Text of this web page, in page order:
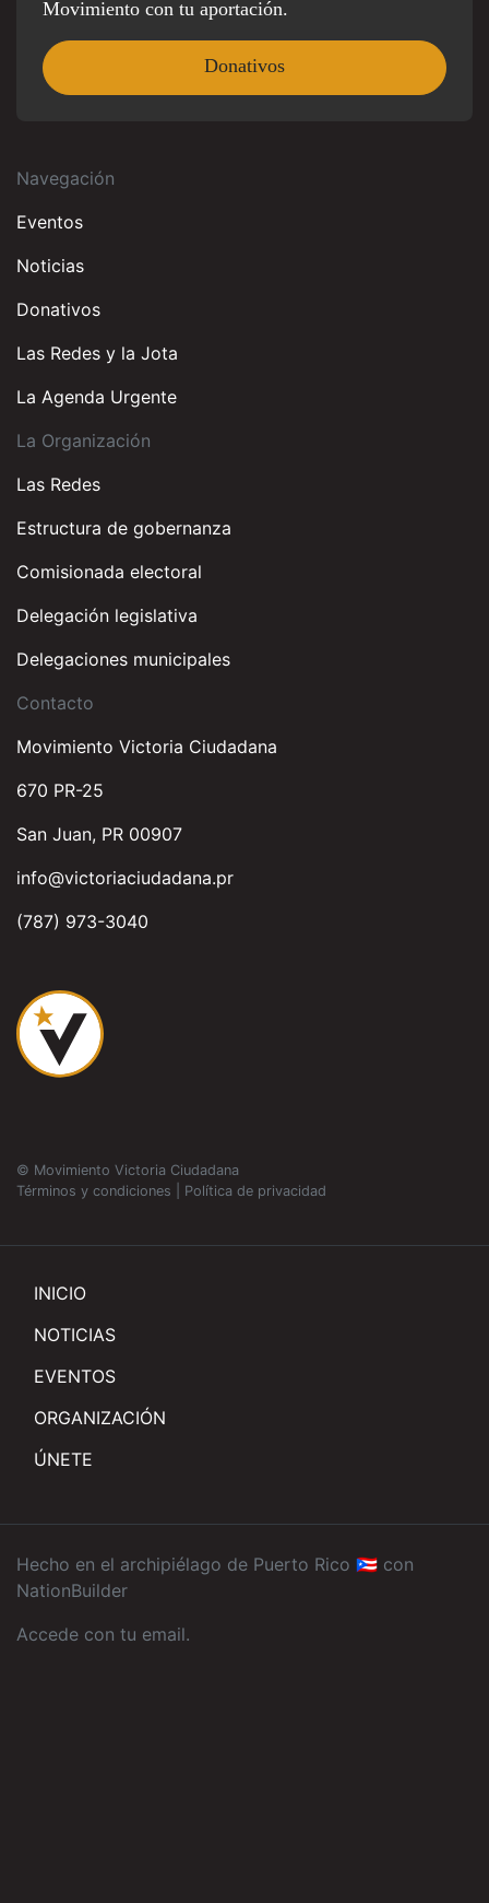
Movimiento con tu aportación.
Donativos
Navegación
Eventos
Noticias
Donativos
Las Redes y la Jota
La Agenda Urgente
La Organización
Las Redes
Estructura de gobernanza
Comisionada electoral
Delegación legislativa
Delegaciones municipales
Contacto
Movimiento Victoria Ciudadana
670 PR-25
San Juan, PR 00907
info@victoriaciudadana.pr
(787) 973-3040
© Movimiento Victoria Ciudadana
Términos y condiciones
Política de privacidad
INICIO
NOTICIAS
EVENTOS
ORGANIZACIÓN
ÚNETE
Hecho en el archipiélago de Puerto Rico 🇵🇷 con
NationBuilder
Accede con tu email.